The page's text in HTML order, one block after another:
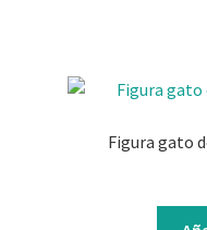
Figura gato